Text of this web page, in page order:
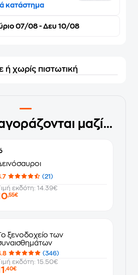
κατάστημα
07/08 - Δευ 10/08
ή χωρίς πιστωτική
μαζί...
(21)
εκδότη: 14.39€
,55€
ξενοδοχείο των
(346)
εκδότη: 15.50€
,40€